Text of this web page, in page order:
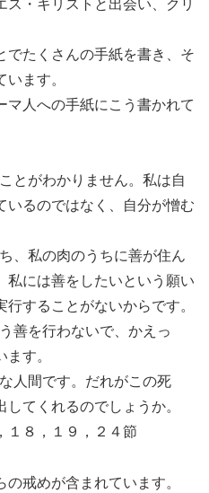
・キリストと出会い、クリ
たくさんの手紙を書き、そ
ます。
人への手紙にこう書かれて
とがわかりません。私は自
いるのではなく、自分が憎む
、私の肉のうちに善が住ん
私には善をしたいという願い
することがないからです。
善を行わないで、かえっ
す。
人間です。だれがこの死
てくれるのでしょうか。
１８，１９，２４節
戒めが含まれています。